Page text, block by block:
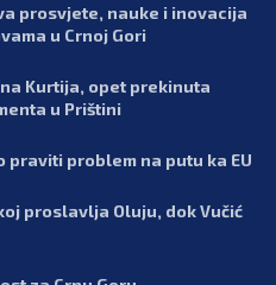
prosvjete, nauke i inovacija
u Crnoj Gori
Kurtija, opet prekinuta
u Prištini
praviti problem na putu ka EU
proslavlja Oluju, dok Vučić